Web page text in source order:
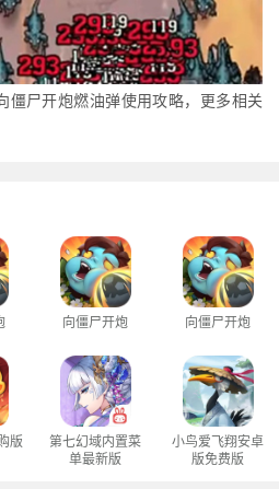
僵尸开炮燃油弹使用攻略，更多相关
向僵尸开炮 向僵尸开炮
版
第七幻域内置菜
单最新版
小鸟爱飞翔安卓
版免费版